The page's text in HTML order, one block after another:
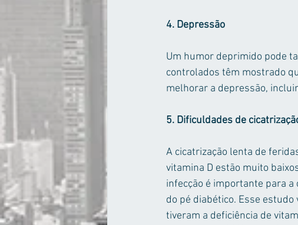
4. Depressão
Um humor deprimido pode
controlados têm mostrado
melhorar a depressão,
5. Dificuldades de
A cicatrização lenta de
vitamina D estão muito
infecção é importante para
do pé diabético. Esse
tiveram a deficiência de